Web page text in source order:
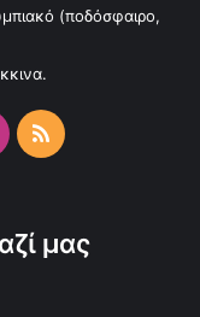
(ποδόσφαιρο,
RSS
μας